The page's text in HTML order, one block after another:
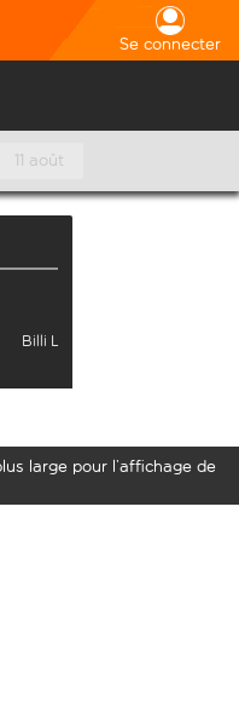
Se connecter
11 août
Billi L
large pour l’affichage de